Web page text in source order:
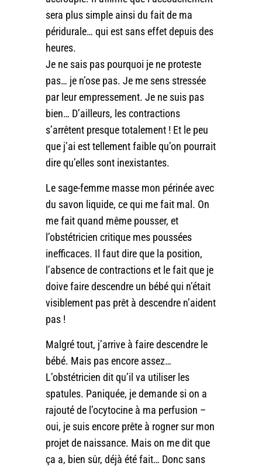
sera plus simple ainsi du fait de ma
péridurale… qui est sans effet depuis des
heures.
Je ne sais pas pourquoi je ne proteste
pas… je n’ose pas. Je me sens stressée
par leur empressement. Je ne suis pas
bien… D’ailleurs, les contractions
s’arrêtent presque totalement ! Et le peu
que j’ai est tellement faible qu’on pourrait
dire qu’elles sont inexistantes.
Le sage-femme masse mon périnée avec
du savon liquide, ce qui me fait mal. On
me fait quand même pousser, et
l’obstétricien critique mes poussées
inefficaces. Il faut dire que la position,
l’absence de contractions et le fait que je
doive faire descendre un bébé qui n’était
visiblement pas prêt à descendre n’aident
pas !
Malgré tout, j’arrive à faire descendre le
bébé. Mais pas encore assez…
L’obstétricien dit qu’il va utiliser les
spatules. Paniquée, je demande si on a
rajouté de l’ocytocine à ma perfusion –
oui, je suis encore prête à rogner sur mon
projet de naissance. Mais on me dit que
ça a, bien sûr, déjà été fait… Donc sans